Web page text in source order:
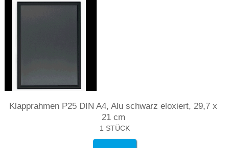
Klapprahmen P25 DIN A4, Alu schwarz eloxiert, 29,7 x
21 cm
1 STÜCK